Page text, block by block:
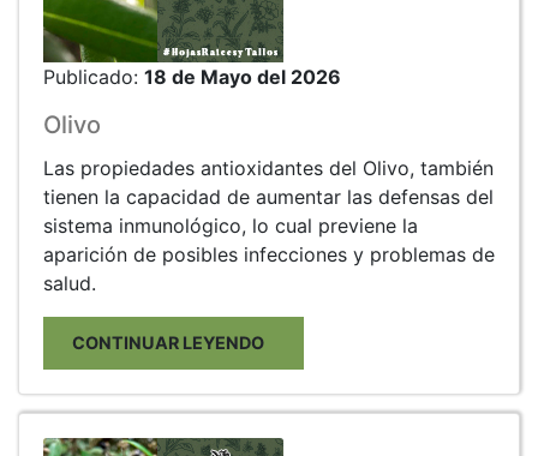
Publicado: 18 de Mayo del 2026
Olivo
Las propiedades antioxidantes del Olivo, también
tienen la capacidad de aumentar las defensas del
sistema inmunológico, lo cual previene la
aparición de posibles infecciones y problemas de
salud.
CONTINUAR LEYENDO